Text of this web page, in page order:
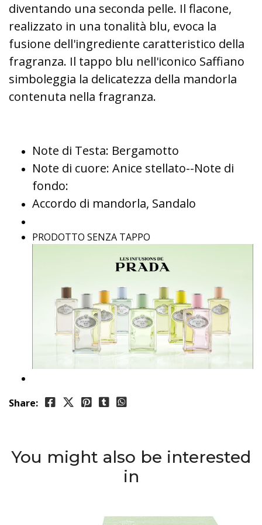
diventando una seconda pelle. Il flacone,
realizzato in una tonalità blu, evoca la
fusione dell'ingrediente caratteristico della
fragranza. Il tappo blu nell'iconico Saffiano
simboleggia la delicatezza della mandorla
contenuta nella fragranza.
Note di Testa: Bergamotto
Note di cuore: Anice stellato--Note di
fondo:
Accordo di mandorla, Sandalo
PRODOTTO SENZA TAPPO
Share:
You might also be interested
in